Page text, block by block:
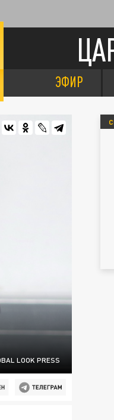
ЭФИР
LOOK PRESS